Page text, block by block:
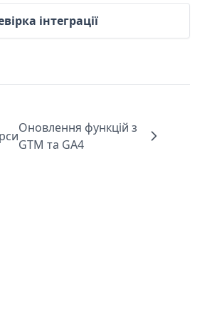
інтеграції
Оновлення функцій з
GTM та GA4